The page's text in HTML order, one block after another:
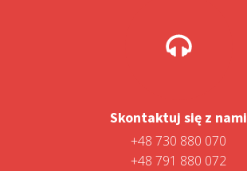
Skontaktuj się z nami
+48 730 880 070
+48 791 880 072